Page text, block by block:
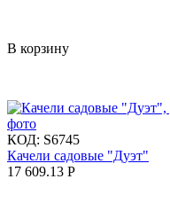
В корзину
КОД: S6745
Качели садовые "Дуэт"
17 609.13 Р